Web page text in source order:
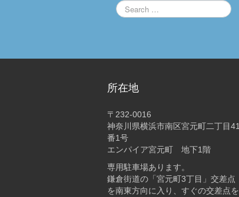
所在地
〒232-0016
神奈川県横浜市南区宮元町二丁目41
番1号
エンパイア宮元町 地下1階
専用駐車場あります。
鎌倉街道の「宮元町3丁目」交差点
を南東方向に入り、すぐの交差点を